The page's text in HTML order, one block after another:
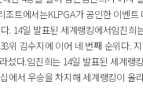
트에서는KLPGA가 공인한 이벤
14일 발표된 세계랭킹에서임진
김수지에 이어 네 번째 순위다.
다.임진희는 14일 발표된 세계랭
서 우승을 차지해 세계랭킹이 올